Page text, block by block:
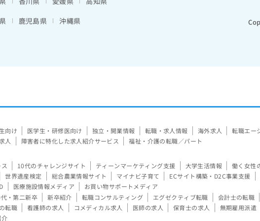
鹿児島県 沖縄県
向け 医学生・研修医向け 独立・開業情報 転職・求人情報 海外求人
転職エー
人 障害者に特化した求人紹介サービス
福祉・介護の転職／パート
10代のチャレンジサイト ティーンマーケティング支援 大学生活情報
働く女性
世界遺産検定 総合農業情報サイト マイナビ子育て ECサイト構築・D2C事業支援
医療施設情報メディア
お買い物サポートメディア
・第二新卒 新卒紹介 転職コンサルティング エグゼクティブ転職
会計士の転職
転職 看護師の求人 コメディカル求人 医師の求人 保育士の求人 無期雇用派遣